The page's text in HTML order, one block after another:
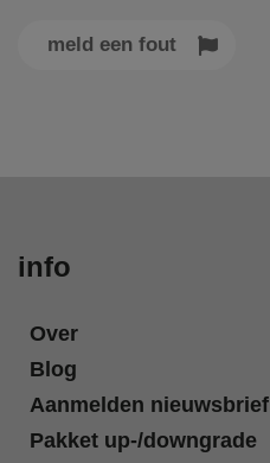
meld een fout
info
Over
Blog
Aanmelden nieuwsbrief
Pakket up-/downgrade